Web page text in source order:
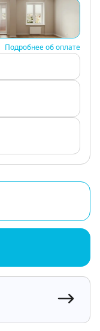
Подробнее об оплате